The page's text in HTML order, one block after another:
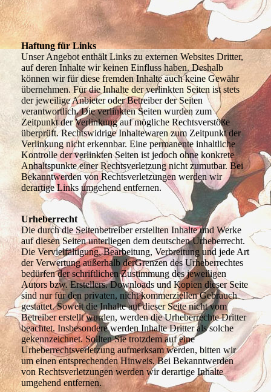
Haftung für Links
Unser Angebot enthält Links zu externen Websites Dritter,
auf deren Inhalte wir keinen Einfluss haben. Deshalb
können wir für diese fremden Inhalte auch keine Gewähr
übernehmen. Für die Inhalte der verlinkten Seiten ist stets
der jeweilige Anbieter oder Betreiber der Seiten
verantwortlich. Die verlinkten Seiten wurden zum
Zeitpunkt der Verlinkung auf mögliche Rechtsverstöße
überprüft. Rechtswidrige Inhaltewaren zum Zeitpunkt der
Verlinkung nicht erkennbar. Eine permanente inhaltliche
Kontrolle der verlinkten Seiten ist jedoch ohne konkrete
Anhaltspunkte einer Rechtsverletzung nicht zumutbar. Bei
Bekanntwerden von Rechtsverletzungen werden wir
derartige Links umgehend entfernen.
Urheberrecht
Die durch die Seitenbetreiber erstellten Inhalte und Werke
auf diesen Seiten unterliegen dem deutschen Urheberrecht.
Die Vervielfältigung, Bearbeitung, Verbreitung und jede Art
der Verwertung außerhalb derGrenzen des Urheberrechtes
bedürfen der schriftlichen Zustimmung des jeweiligen
Autors bzw. Erstellers. Downloads und Kopien dieser Seite
sind nur für den privaten, nicht kommerziellen Gebrauch
gestattet. Soweit die Inhalte auf dieser Seite nicht vom
Betreiber erstellt wurden, werden die Urheberrechte Dritter
beachtet. Insbesondere werden Inhalte Dritter als solche
gekennzeichnet. Sollten Sie trotzdem auf eine
Urheberrechtsverletzung aufmerksam werden, bitten wir
um einen entsprechenden Hinweis. Bei Bekanntwerden
von Rechtsverletzungen werden wir derartige Inhalte
umgehend entfernen.